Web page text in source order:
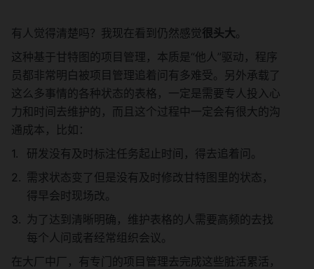
有人觉得清楚吗？我现在看到仍然感觉很头大。
这种基于甘特图的项目管理，本质是“他人”驱动，程序
员都非常明白被项目管理追着问有多难受。另外承载了
这么多事情的各种状态的表格，一定是需要专人投入心
力和时间去维护的，而且这个过程中一定会有很大的沟
通成本，比如：
研发没有及时标注任务起止时间，得去追着问。
需求状态变了但是没有及时修改甘特图里的状态，
得早会时现场改。
为了达到清晰明确，维护表格的人需要高频的去找
每个人问或者经常组织会议。
在大厂中厂，有专门的项目管理去完成这些脏活累活，